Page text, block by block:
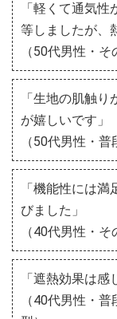
「軽くて通気
等しましたが、
（50代男性・
「生地の肌触
が嬉しいです」
（50代男性・
「機能性には
びました」
（40代男性・
「遮熱効果は感
（40代男性・